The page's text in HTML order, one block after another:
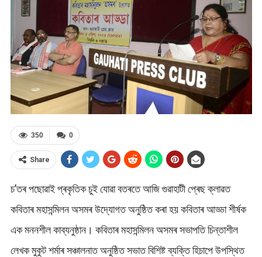
0
350
Share
চ’তৰ পছোৱাই প্ৰকৃতিক চুই যোৱা বতৰতে আজি গুৱাহাটী প্ৰেছ ক্লাৱত
কবিতাৰ মহাসন্মিলন অসমৰ উদ্যোগত অনুষ্ঠিত কৰা হয় কবিতাৰ আড্ডা শীৰ্ষক
এক মননশীল কাব্যনুষ্ঠান। কবিতাৰ মহাসন্মিলন অসমৰ সভাপতি চিন্তাশীল
লেখক মুকুট শৰ্মাৰ সঞ্চালনাত অনুষ্ঠিত সভাত বিশিষ্ট ব্যক্তি হিচাপে উপস্থিত